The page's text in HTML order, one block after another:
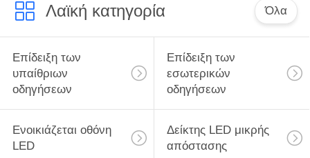
Λαϊκή κατηγορία Όλα
Επίδειξη των
υπαίθριων
οδηγήσεων
Επίδειξη των
εσωτερικών
οδηγήσεων
Ενοικιάζεται οθόνη
LED
Δείκτης LED μικρής
απόστασης